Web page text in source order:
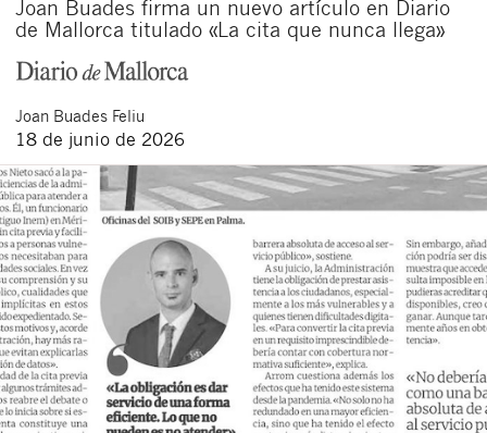
Joan Buades firma un nuevo artículo en Diario
de Mallorca titulado «La cita que nunca llega»
Joan Buades Feliu
18 de junio de 2026